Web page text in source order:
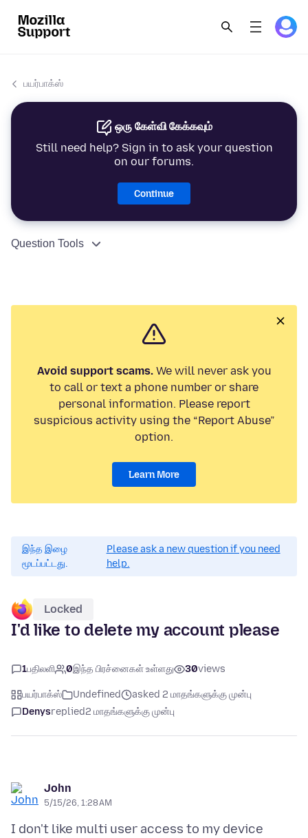
பயர்பாக்ஸ்
ஒரு கேள்வி கேக்கவும்
Still need help? Sign in to ask your question
on our forums.
Continue
Question Tools
Avoid support scams.We will never ask you
to call or text a phone number or share
personal information. Please report
suspicious activity using the “Report Abuse”
option.
Learn More
இந்த இழை
மூடப்பட்டது.
Please ask a new question if you need
help.
Locked
I'd like to delete my account please
1பதிலளி 0இந்த பிரச்னைகள் உள்ளது 30views
பயர்பாக்ஸ் Undefined
asked 2 மாதங்களுக்கு முன்பு
Denysreplied2 மாதங்களுக்கு முன்பு
John
5/15/26, 1:28 AM
I don't like multi user access to my device